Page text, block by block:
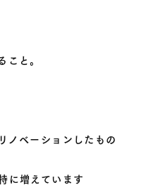
と。
ノベーションしたもの
に増えています